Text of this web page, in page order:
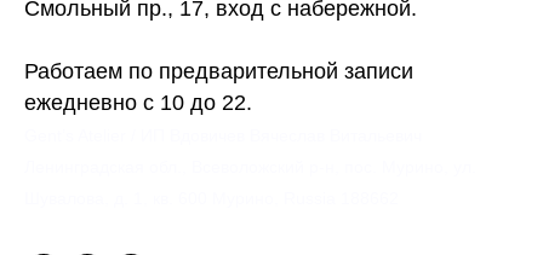
Смольный пр., 17, вход с набережной.
Работаем по предварительной записи
ежедневно с 10 до 22.